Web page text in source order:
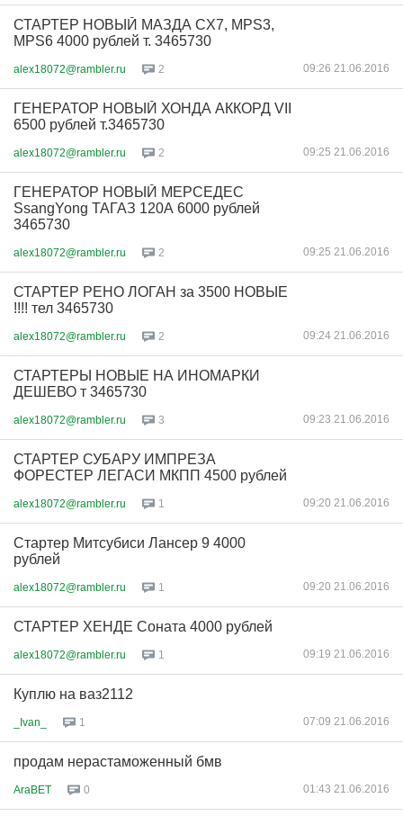
СТАРТЕР НОВЫЙ МАЗДА CX7, MPS3,
MPS6 4000 рублей т. 3465730
alex18072@rambler.ru 2 09:26 21.06.2016
ГЕНЕРАТОР НОВЫЙ ХОНДА АККОРД VII
6500 рублей т.3465730
alex18072@rambler.ru 2 09:25 21.06.2016
ГЕНЕРАТОР НОВЫЙ МЕРСЕДЕС
SsangYong ТАГАЗ 120А 6000 рублей
3465730
alex18072@rambler.ru 2 09:25 21.06.2016
СТАРТЕР РЕНО ЛОГАН за 3500 НОВЫЕ
!!!! тел 3465730
alex18072@rambler.ru 2 09:24 21.06.2016
СТАРТЕРЫ НОВЫЕ НА ИНОМАРКИ
ДЕШЕВО т 3465730
alex18072@rambler.ru 3 09:23 21.06.2016
СТАРТЕР СУБАРУ ИМПРЕЗА
ФОРЕСТЕР ЛЕГАСИ МКПП 4500 рублей
alex18072@rambler.ru 1 09:20 21.06.2016
Стартер Митсубиси Лансер 9 4000
рублей
alex18072@rambler.ru 1 09:20 21.06.2016
СТАРТЕР ХЕНДЕ Соната 4000 рублей
alex18072@rambler.ru 1 09:19 21.06.2016
Куплю на ваз2112
_Ivan_ 1 07:09 21.06.2016
продам нерастаможенный бмв
AraBET 0 01:43 21.06.2016